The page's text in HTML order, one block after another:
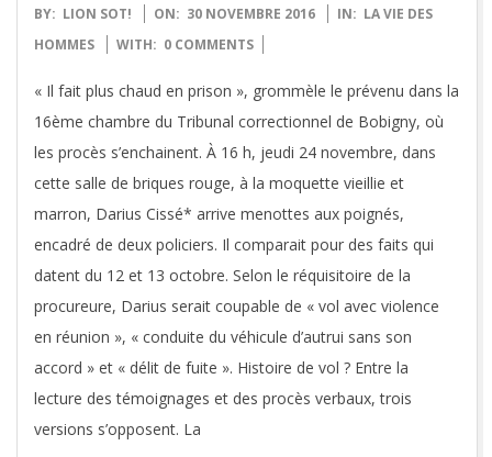
2016-
11-
BY: LION SOT! ON: 30 NOVEMBRE 2016 IN: LA VIE DES
HOMMES
WITH: 0 COMMENTS
« Il fait plus chaud en prison », grommèle le prévenu dans la
16ème chambre du Tribunal correctionnel de Bobigny, où
les procès s’enchainent. À 16 h, jeudi 24 novembre, dans
cette salle de briques rouge, à la moquette vieillie et
marron, Darius Cissé* arrive menottes aux poignés,
encadré de deux policiers. Il comparait pour des faits qui
datent du 12 et 13 octobre. Selon le réquisitoire de la
procureure, Darius serait coupable de « vol avec violence
en réunion », « conduite du véhicule d’autrui sans son
accord » et « délit de fuite ». Histoire de vol ? Entre la
lecture des témoignages et des procès verbaux, trois
versions s’opposent. La